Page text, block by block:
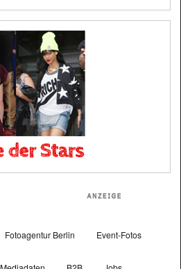
Fotoagentur Berlin Event-Fotos